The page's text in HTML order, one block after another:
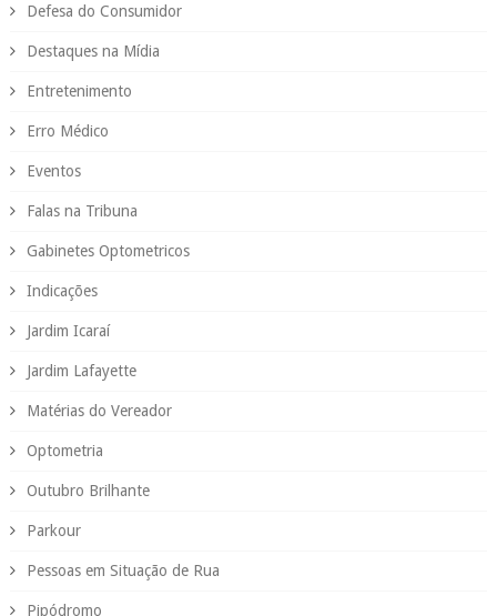
Defesa do Consumidor
Destaques na Mídia
Entretenimento
Erro Médico
Eventos
Falas na Tribuna
Gabinetes Optometricos
Indicações
Jardim Icaraí
Jardim Lafayette
Matérias do Vereador
Optometria
Outubro Brilhante
Parkour
Pessoas em Situação de Rua
Pipódromo